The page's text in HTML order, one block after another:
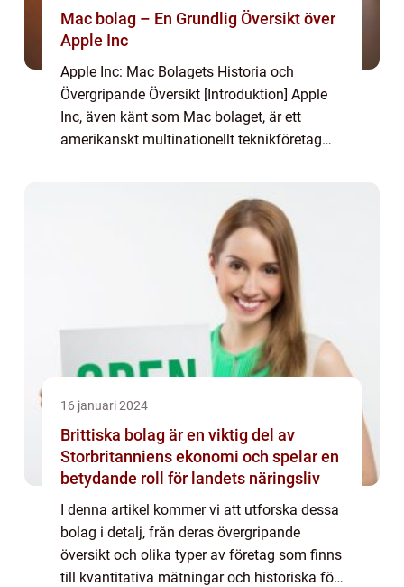
Mac bolag – En Grundlig Översikt över
Apple Inc
Apple Inc: Mac Bolagets Historia och
Övergripande Översikt [Introduktion] Apple
Inc, även känt som Mac bolaget, är ett
amerikanskt multinationellt teknikföretag
16 januari 2024
Brittiska bolag är en viktig del av
Storbritanniens ekonomi och spelar en
betydande roll för landets näringsliv
I denna artikel kommer vi att utforska dessa
bolag i detalj, från deras övergripande
översikt och olika typer av företag som finns
till kvantitativa mätningar och historiska för-